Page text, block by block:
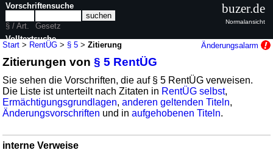
Start > RentÜG > § 5 >Zitierung Änderungsalarm
Zitierungen von§ 5 RentÜG
Sie sehen die Vorschriften, die auf § 5 RentÜG verweisen.
Die Liste ist unterteilt nach Zitaten in RentÜG selbst,
Ermächtigungsgrundlagen,anderen geltenden Titeln,
Änderungsvorschriften und inaufgehobenen Titeln.
interne Verweise
Vorschriftensuche
§ / Art.
Gesetz
Volltextsuche
nur in RentÜG
buzer.de
Normalansicht